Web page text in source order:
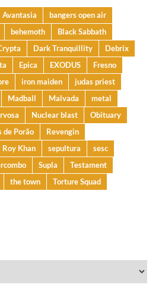
Avantasia
bangers open air
behemoth
Black Sabbath
Dark Tranquillity
Debrix
Epica EXODUS
Fresno
iron maiden
judas priest
Madball Malvada
metal
Nuclear blast
Obituary
de Porão
Revengin
Roy Khan sepultura
sesc
Supla
Testament
the town
Torture Squad